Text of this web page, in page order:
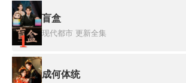
1
盲盒
现代都市 更新全集
成何体统